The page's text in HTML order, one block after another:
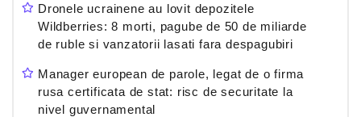
Dronele ucrainene au lovit depozitele
Wildberries: 8 morti, pagube de 50 de miliarde
de ruble si vanzatorii lasati fara despagubiri
Manager european de parole, legat de o firma
rusa certificata de stat: risc de securitate la
nivel guvernamental